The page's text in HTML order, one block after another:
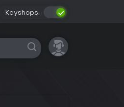
Keyshops: